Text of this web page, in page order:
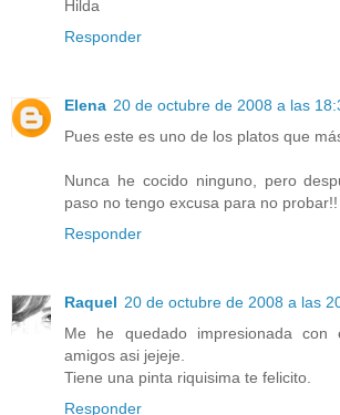
Hilda
Responder
Elena 20 de octubre de 2008 a las
Pues este es uno de los platos que
Nunca he cocido ninguno, pero
paso no tengo excusa para no probar!!
Responder
Raquel 20 de octubre de 2008 a las
Me he quedado impresionada
amigos asi jejeje.
Tiene una pinta riquisima te felicito.
Responder